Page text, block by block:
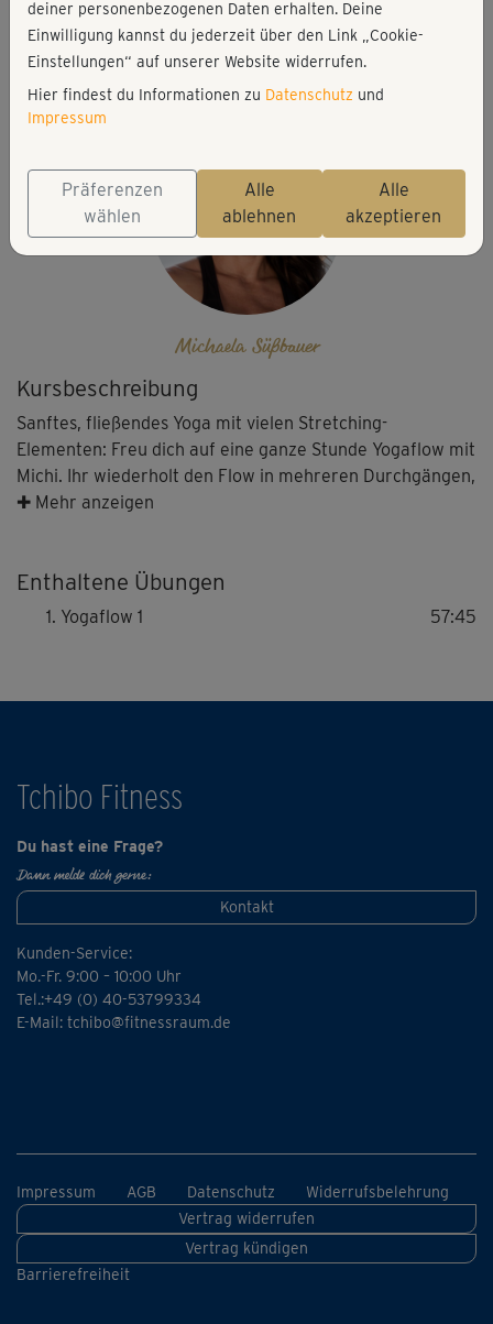
Kursbeschreibung
Sanftes, fließendes Yoga mit vielen Stretching-
Elementen: Freu dich auf eine ganze Stunde Yogaflow mit
Michi. Ihr wiederholt den Flow in mehreren Durchgängen,
so dass ihr mit jeder Wiederholung tiefer in die
✚ Mehr anzeigen
Enthaltene Übungen
Yogaflow 1 57:45
173 kcal
Michaela Süßbauer
Matte
Michaela Süßbauer
Tchibo Fitness
Du hast eine Frage?
Dann melde dich gerne:
Kontakt
Kunden-Service:
Mo.-Fr. 9:00 – 10:00 Uhr
Tel.:+49 (0) 40-53799334
E-Mail: tchibo@fitnessraum.de
Impressum AGB Datenschutz
Widerrufsbelehrung
Vertrag widerrufen
Vertrag kündigen
Barrierefreiheit
deiner personenbezogenen Daten erhalten. Deine
Einwilligung kannst du jederzeit über den Link „Cookie-
Einstellungen“ auf unserer Website widerrufen.
Hier findest du Informationen zu Datenschutz und
Impressum
Präferenzen
wählen
Alle
ablehnen
Alle
akzeptieren